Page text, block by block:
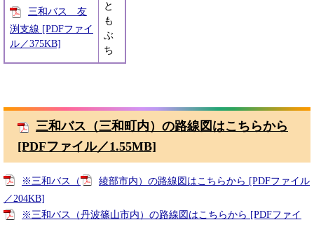
三和バス 友
渕支線 [PDFファイ
ル／375KB]
と
も
ぶ
ち
三和バス（三和町内）の路線図はこちらから
[PDFファイル／1.55MB]
※三和バス（
綾部市内）の路線図はこちらから [PDFファイル
／204KB]
※三和バス（丹波篠山市内）の路線図はこちらから [PDFファイ